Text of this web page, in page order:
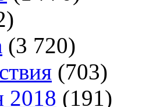
(3 720)
(703)
2018 (191)